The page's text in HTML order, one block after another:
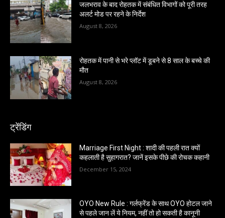
जलभराव के बाद रोहतक में संबंधित विभागों को पूरी तरह
अलर्ट मोड पर रहने के निर्देश
August 8, 2026
रोहतक में पानी से भरे प्लॉट में डूबने से 8 साल के बच्चे की
मौत
August 8, 2026
ट्रेंडिंग
Marriage First Night : शादी की पहली रात क्यों
कहलाती है सुहागरात? जानें इसके पीछे की रोचक कहानी
December 15, 2024
OYO New Rule : गर्लफ्रेंड के साथ OYO होटल जाने
से पहले जान लें ये नियम, नहीं तो हो सकती है कानूनी